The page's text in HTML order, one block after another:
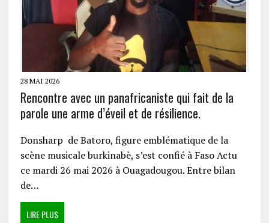
28 MAI 2026
Rencontre avec un panafricaniste qui fait de la
parole une arme d’éveil et de résilience.
Donsharp de Batoro, figure emblématique de la
scène musicale burkinabè, s’est confié à Faso Actu
ce mardi 26 mai 2026 à Ouagadougou. Entre bilan
de…
LIRE PLUS